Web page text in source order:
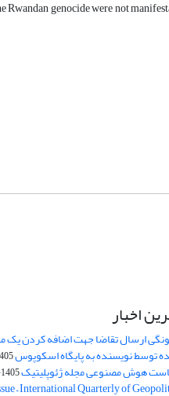
genocide were not
اخبار
ارسال تقاضا جهت اضافه کردن یک
توسط نویسنده به پایگاه اسکوپوس04-27
هوش مصنوعی مجله ژئوپلیتیک1405-02-22
– International Quarterly of